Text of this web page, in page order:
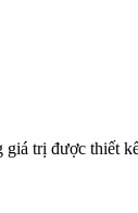
trị được thiết